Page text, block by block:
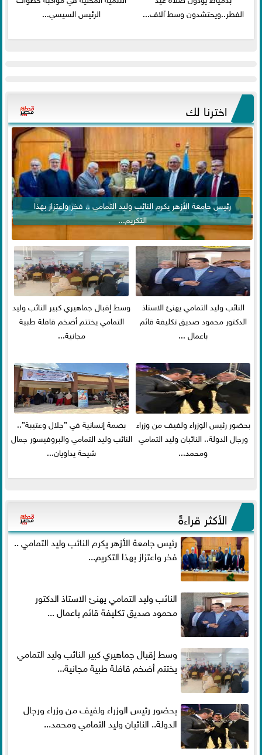
الفطر..ويحتشدون وسط آلاف...
الرئيس السيسي...
اخترنا لك
رئيس جامعة الأزهر يكرم النائب وليد التمامي .. فخر واعتزاز بهذا
التكريم...
النائب وليد التمامي يهنئ الاستاذ
الدكتور محمود صديق تكليفة قائم
باعمال ...
وسط إقبال جماهيري كبير النائب وليد
التمامي يختتم أضخم قافلة طبية
مجانية...
بحضور رئيس الوزراء ولفيف من وزراء
ورجال الدولة.. النائبان وليد التمامي
ومحمد...
بصمة إنسانية في ”جلال وعتيبة”..
النائب وليد التمامي والبروفيسور جمال
شيحة يداويان...
الأكثر قراءةً
رئيس جامعة الأزهر يكرم النائب وليد التمامي ..
فخر واعتزاز بهذا التكريم...
النائب وليد التمامي يهنئ الاستاذ الدكتور
محمود صديق تكليفة قائم باعمال ...
وسط إقبال جماهيري كبير النائب وليد التمامي
يختتم أضخم قافلة طبية مجانية...
بحضور رئيس الوزراء ولفيف من وزراء ورجال
الدولة.. النائبان وليد التمامي ومحمد...